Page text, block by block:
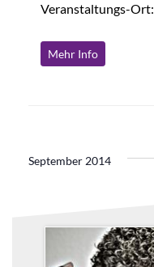
Veranstaltungs-Ort:
Mehr Info
September 2014